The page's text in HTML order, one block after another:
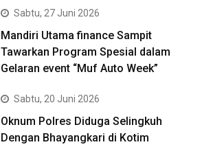
Sabtu, 27 Juni 2026
Mandiri Utama finance Sampit
Tawarkan Program Spesial dalam
Gelaran event “Muf Auto Week”
Sabtu, 20 Juni 2026
Oknum Polres Diduga Selingkuh
Dengan Bhayangkari di Kotim